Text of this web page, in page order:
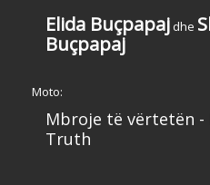
Elida Buçpapaj dhe
Buçpapaj
Moto:
Mbroje të vërtetën -
Truth